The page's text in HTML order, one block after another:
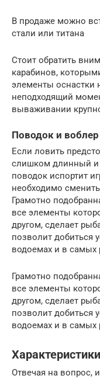
В продаже можно
стали или титана
Стоит обратить
карабинов,
элементы оснастки
неподходящий
вываживании
Поводок и воблер
Если ловить
слишком длинный и
поводок испортит
необходимо
Грамотно
все элементы
другом, сделает
позволит добиться
водоемах и в самых
Грамотно
все элементы
другом, сделает
позволит добиться
водоемах и в самых
Отвечая на вопрос,